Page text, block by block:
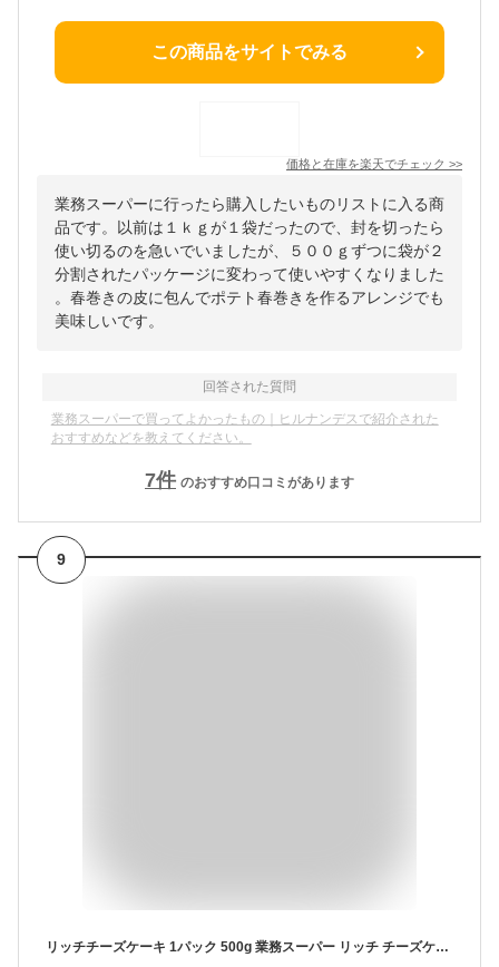
この商品をサイトでみる
価格と在庫を楽天でチェック >>
業務スーパーに行ったら購入したいものリストに入る商
品です。以前は１ｋｇが１袋だったので、封を切ったら
使い切るのを急いでいましたが、５００ｇずつに袋が２
分割されたパッケージに変わって使いやすくなりました
。春巻きの皮に包んでポテト春巻きを作るアレンジでも
美味しいです。
回答された質問
業務スーパーで買ってよかったもの｜ヒルナンデスで紹介された
おすすめなどを教えてください。
7件 のおすすめ口コミがあります
9
リッチチーズケーキ 1パック 500g 業務スーパー リッチ チーズケーキ 冷凍 デザート スイーツ まろやか 夏 お取り寄せ 林修の今でしょ講座